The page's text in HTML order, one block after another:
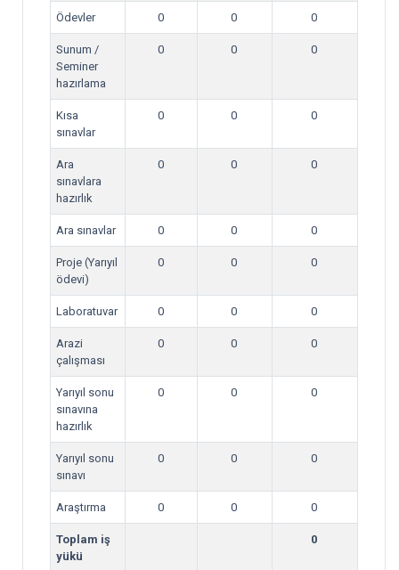
Ödevler 0 0 0
Sunum /
Seminer
hazırlama
0 0 0
Kısa
sınavlar
0 0 0
Ara
sınavlara
hazırlık
0 0 0
Ara sınavlar 0 0 0
Proje (Yarıyıl
ödevi)
0 0 0
Laboratuvar 0 0 0
Arazi
çalışması
0 0 0
Yarıyıl sonu
sınavına
hazırlık
0 0 0
Yarıyıl sonu
sınavı
0 0 0
Araştırma 0 0 0
Toplam iş
yükü
0